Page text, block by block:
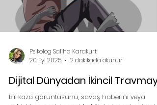
Psikolog Saliha Karakurt